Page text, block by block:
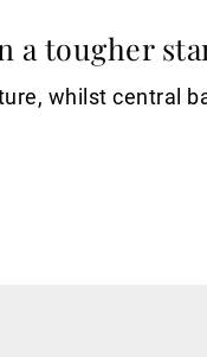
a tougher
whilst central